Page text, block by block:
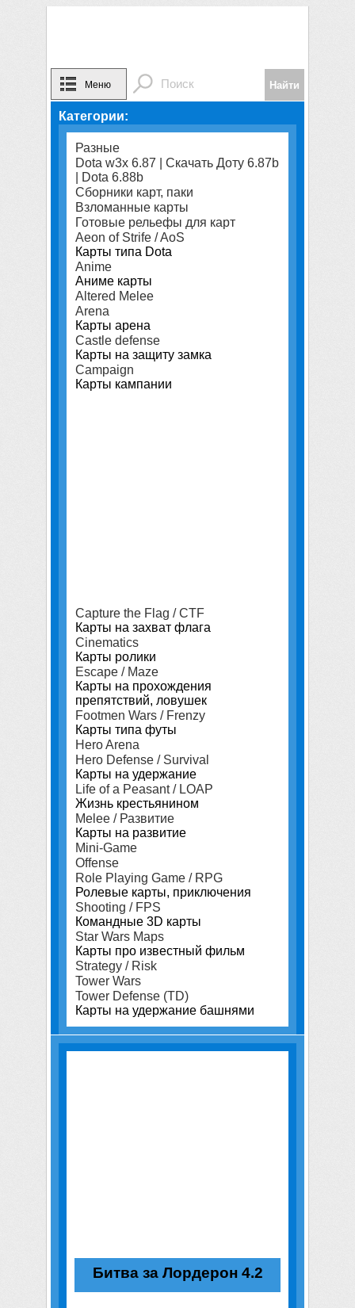
Меню
Категории:
Разные
Dota w3x 6.87 | Скачать Доту 6.87b
| Dota 6.88b
Сборники карт, паки
Взломанные карты
Готовые рельефы для карт
Aeon of Strife / AoS
Карты типа Dota
Anime
Аниме карты
Altered Melee
Arena
Карты арена
Castle defense
Карты на защиту замка
Campaign
Карты кампании
Capture the Flag / CTF
Карты на захват флага
Cinematics
Карты ролики
Escape / Maze
Карты на прохождения
препятствий, ловушек
Footmen Wars / Frenzy
Карты типа футы
Hero Arena
Hero Defense / Survival
Карты на удержание
Life of a Peasant / LOAP
Жизнь крестьянином
Melee / Развитие
Карты на развитие
Mini-Game
Offense
Role Playing Game / RPG
Ролевые карты, приключения
Shooting / FPS
Командные 3D карты
Star Wars Maps
Карты про известный фильм
Strategy / Risk
Tower Wars
Tower Defense (TD)
Карты на удержание башнями
Битва за Лордерон 4.2